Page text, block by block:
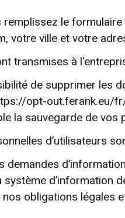
remplissez le
votre ville et votre
transmises à
de supprimer les
opt-out.ferank.eu/
la sauvegarde de vos
d’utilisateurs
demandes
d’information
obligations légales